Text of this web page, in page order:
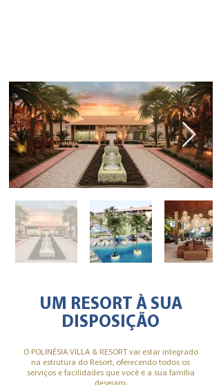
UM RESORT À SUA
DISPOSIÇÃO
O POLINÉSIA VILLA & RESORT vai estar integrado
na estrutura do Resort, oferecendo todos os
serviços e facilidades que você e a sua família